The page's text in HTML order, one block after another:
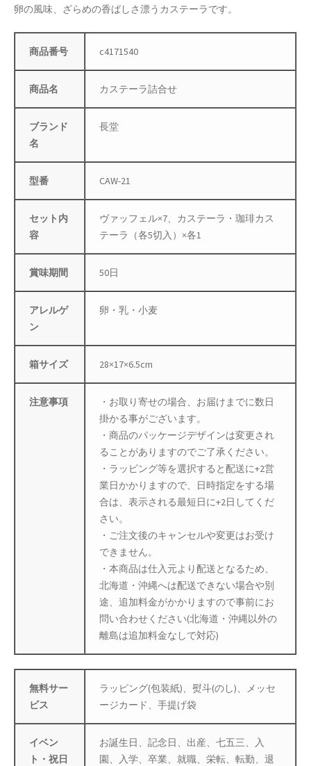
配送状況の確認
配送状況の確認2
防災特集
卵の風味、ざらめの香ばしさ漂うカステーラです。
商品番号 c4171540
商品名 カステーラ詰合せ
ブランド
名
長堂
型番 CAW-21
セット内
容
ヴァッフェル×7、カステーラ・珈琲カス
テーラ（各5切入）×各1
賞味期間 50日
アレルゲ
ン
卵・乳・小麦
箱サイズ 28×17×6.5cm
注意事項
・お取り寄せの場合、お届けまでに数日
掛かる事がございます。
・商品のパッケージデザインは変更され
ることがありますのでご了承ください。
・ラッピング等を選択すると配送に+2営
業日かかりますので、日時指定をする場
合は、表示される最短日に+2日してくだ
さい。
・ご注文後のキャンセルや変更はお受け
できません。
・本商品は仕入元より配送となるため、
北海道・沖縄へは配送できない場合や別
途、追加料金がかかりますので事前にお
問い合わせください(北海道・沖縄以外の
離島は追加料金なしで対応)
無料サー
ビス
ラッピング(包装紙)、熨斗(のし)、メッセ
ージカード、手提げ袋
イベン
ト・祝日
お誕生日、記念日、出産、七五三、入
園、入学、卒業、就職、栄転、転勤、退